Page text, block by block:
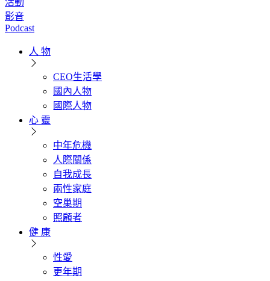
活動
影音
Podcast
人 物
CEO生活學
國內人物
國際人物
心 靈
中年危機
人際關係
自我成長
兩性家庭
空巢期
照顧者
健 康
性愛
更年期